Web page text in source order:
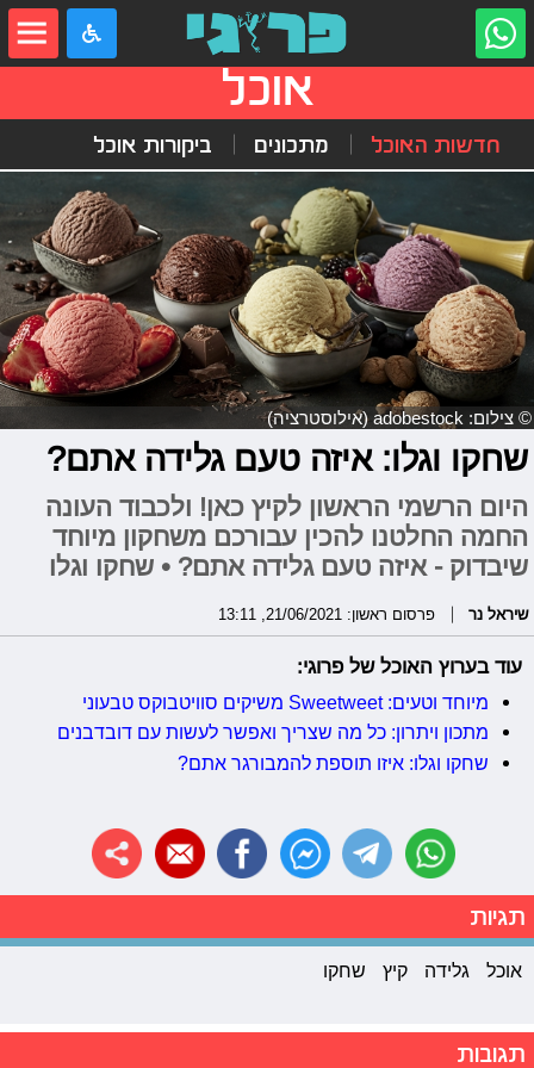
אוכל
חדשות האוכל מתכונים ביקורות אוכל
© צילום: adobestock (אילוסטרציה)
שחקו וגלו: איזה טעם גלידה אתם?
היום הרשמי הראשון לקיץ כאן! ולכבוד העונה
החמה החלטנו להכין עבורכם משחקון מיוחד
שיבדוק - איזה טעם גלידה אתם? • שחקו וגלו
שיראל נר פרסום ראשון: 21/06/2021, 13:11
עוד בערוץ האוכל של פרוגי:
מיוחד וטעים: Sweetweet משיקים סוויטבוקס טבעוני
מתכון ויתרון: כל מה שצריך ואפשר לעשות עם דובדבנים
שחקו וגלו: איזו תוספת להמבורגר אתם?
תגיות
אוכל גלידה קיץ שחקו
תגובות